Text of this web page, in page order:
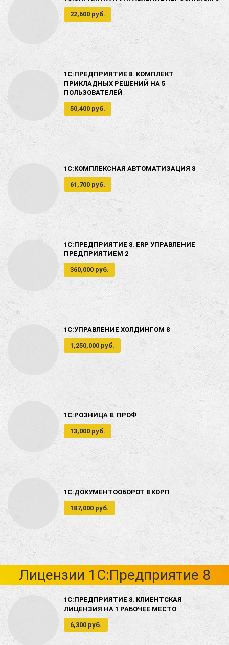
22,600 руб.
1С:ПРЕДПРИЯТИЕ 8. КОМПЛЕКТ
ПРИКЛАДНЫХ РЕШЕНИЙ НА 5
ПОЛЬЗОВАТЕЛЕЙ
50,400 руб.
1С:КОМПЛЕКСНАЯ АВТОМАТИЗАЦИЯ 8
61,700 руб.
1С:ПРЕДПРИЯТИЕ 8. ERP УПРАВЛЕНИЕ
ПРЕДПРИЯТИЕМ 2
360,000 руб.
1С:УПРАВЛЕНИЕ ХОЛДИНГОМ 8
1,250,000 руб.
1С:РОЗНИЦА 8. ПРОФ
13,000 руб.
1С:ДОКУМЕНТООБОРОТ 8 КОРП
187,000 руб.
Лицензии 1С:Предприятие 8
1С:ПРЕДПРИЯТИЕ 8. КЛИЕНТСКАЯ
ЛИЦЕНЗИЯ НА 1 РАБОЧЕЕ МЕСТО
6,300 руб.